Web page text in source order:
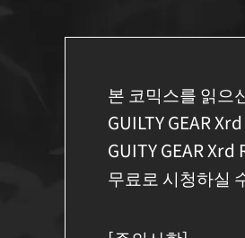
본 코믹스를 읽으
GUILTY GEAR
GUITY GEAR Xrd
무료로 시청하실